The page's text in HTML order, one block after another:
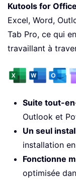
Kutools for Office
Excel, Word,
Tab Pro, ce qui
travaillant à
Suite tout-
Outlook et
Un seul
installation
Fonctionne
optimisée